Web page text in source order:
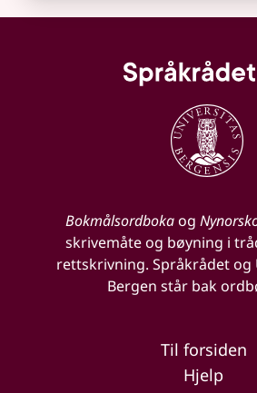
Bokmålsordbokaog
skrivemåte og bøyning i
rettskrivning. Språkrådet og
Bergen står bak
Til forsiden
Hjelp